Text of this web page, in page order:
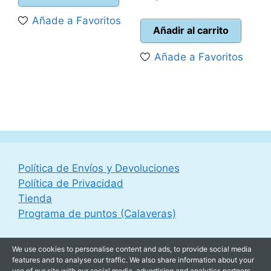
era:
27,95 €.
es:
24,95 €.
Añade a Favoritos
era:
44,95 €.
actual
es:
39,95 €.
Añadir al carrito
Añade a Favoritos
Política de Envíos y Devoluciones
Política de Privacidad
Tienda
Programa de puntos (Calaveras)
We use cookies to personalise content and ads, to provide social media
features and to analyse our traffic. We also share information about your